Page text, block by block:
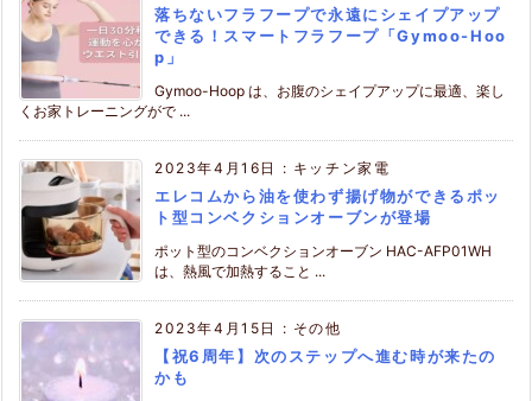
落ちないフラフープで永遠にシェイプアップ
できる！スマートフラフープ「Gymoo-Hoo
p」
Gymoo-Hoop は、お腹のシェイプアップに最適、楽し
くお家トレーニングがで ...
2023年4月16日 : キッチン家電
エレコムから油を使わず揚げ物ができるポッ
ト型コンベクションオーブンが登場
ポット型のコンベクションオーブン HAC-AFP01WH
は、熱風で加熱すること ...
2023年4月15日 : その他
【祝6周年】次のステップへ進む時が来たの
かも